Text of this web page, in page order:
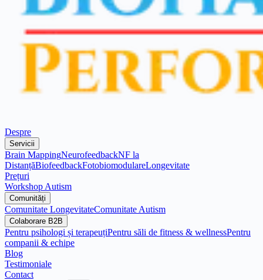
Despre
Servicii
Brain MappingNeurofeedbackNF la
DistanțăBiofeedbackFotobiomodulareLongevitate
Prețuri
Workshop Autism
Comunități
Comunitate LongevitateComunitate Autism
Colaborare B2B
Pentru psihologi și terapeuțiPentru săli de fitness & wellnessPentru
companii & echipe
Blog
Testimoniale
Contact